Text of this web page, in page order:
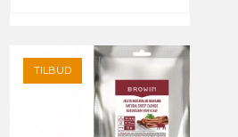
TILBUD